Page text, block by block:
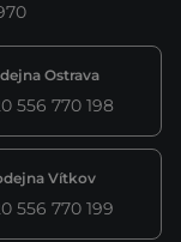
Ostrava
556 770 198
Vítkov
556 770 199